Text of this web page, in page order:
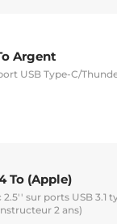
Argent
USB Type-C/
To (Apple)
sur ports USB 3.1
2 ans)